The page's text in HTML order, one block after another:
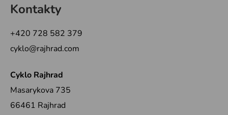
Kontakty
+420 728 582 379
cyklo@rajhrad.com
Cyklo Rajhrad
Masarykova 735
66461 Rajhrad